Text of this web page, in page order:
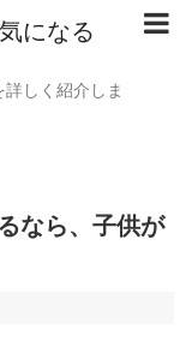
になる
しく紹介しま
なら、子供が